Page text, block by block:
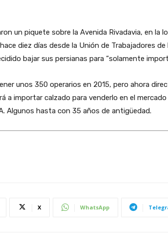
un piquete sobre la Avenida Rivadavia, en la
diez días desde la Unión de Trabajadores de
bajar sus persianas para “solamente
unos 350 operarios en 2015, pero ahora
a importar calzado para venderlo en el mercado
Algunos hasta con 35 años de antigüedad.
X WhatsApp